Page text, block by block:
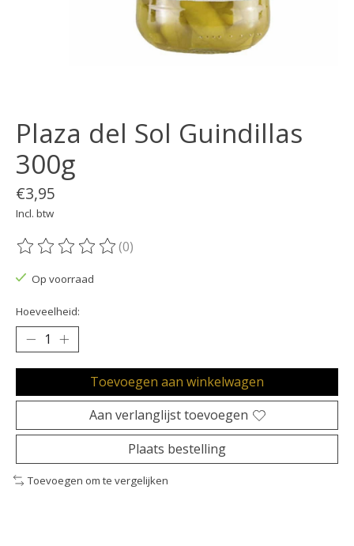
Plaza del Sol Guindillas
300g
€3,95
Incl. btw
De beoordeling van dit product is
(0)
Op voorraad
Hoeveelheid:
Toevoegen aan winkelwagen
Aan verlanglijst toevoegen
Plaats bestelling
Toevoegen om te vergelijken